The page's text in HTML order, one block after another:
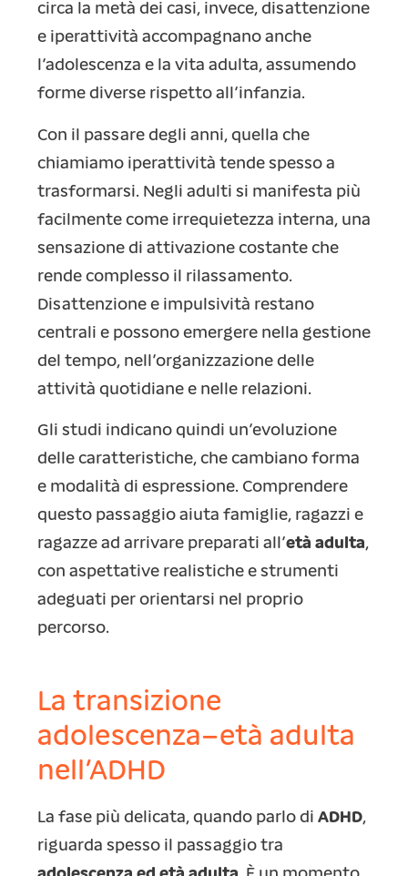
circa la metà dei casi, invece, disattenzione
e iperattività accompagnano anche
l’adolescenza e la vita adulta, assumendo
forme diverse rispetto all’infanzia.
Con il passare degli anni, quella che
chiamiamo iperattività tende spesso a
trasformarsi. Negli adulti si manifesta più
facilmente come irrequietezza interna, una
sensazione di attivazione costante che
rende complesso il rilassamento.
Disattenzione e impulsività restano
centrali e possono emergere nella gestione
del tempo, nell’organizzazione delle
attività quotidiane e nelle relazioni.
Gli studi indicano quindi un’evoluzione
delle caratteristiche, che cambiano forma
e modalità di espressione. Comprendere
questo passaggio aiuta famiglie, ragazzi e
ragazze ad arrivare preparati all’età adulta,
con aspettative realistiche e strumenti
adeguati per orientarsi nel proprio
percorso.
La transizione
adolescenza–età adulta
nell’ADHD
La fase più delicata, quando parlo di ADHD,
riguarda spesso il passaggio tra